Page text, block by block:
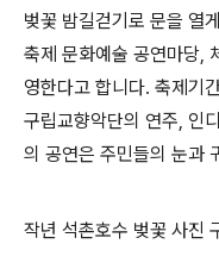
벚꽃 밤길걷기로 문을 열
축제 문화예술 공연마당,
영한다고 합니다. 축제기
구립교향악단의 연주, 인
의 공연은 주민들의 눈과
작년 석촌호수 벚꽃 사진